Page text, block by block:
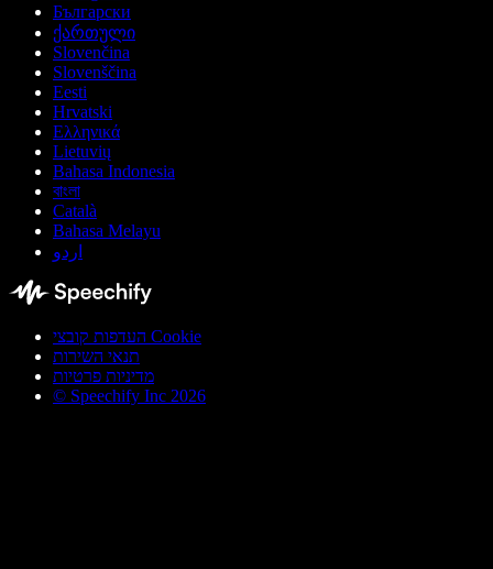
Български
ქართული
Slovenčina
Slovenščina
Eesti
Hrvatski
Ελληνικά
Lietuvių
Bahasa Indonesia
বাংলা
Català
Bahasa Melayu
اردو
העדפות קובצי Cookie
תנאי השירות
מדיניות פרטיות
© Speechify Inc 2026